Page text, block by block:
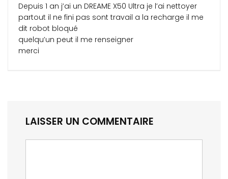
Depuis 1 an j’ai un DREAME X50 Ultra je l’ai nettoyer
partout il ne fini pas sont travail a la recharge il me
dit robot bloqué
quelqu’un peut il me renseigner
merci
LAISSER UN COMMENTAIRE